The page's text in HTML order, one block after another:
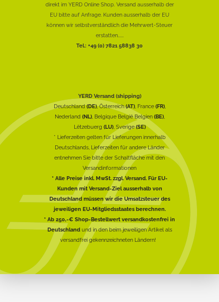
direkt im YERD Online Shop. Versand ausserhalb der
EU bitte auf Anfrage. Kunden ausserhalb der EU
können wir selbstverständlich die Mehrwert-Steuer
erstatten......
Tel.: +49 (0) 7821 58838 30
YERD Versand (shipping)
Deutschland(DE), Österreich(AT), France (FR),
Nederland (NL), Belgique België Belgien (BE),
Lëtzebuerg (LU), Sverige(SE)
* Lieferzeiten gelten für Lieferungen innerhalb
Deutschlands, Lieferzeiten für andere Länder
entnehmen Sie bitte der Schaltfläche mit den
Versandinformationen
* Alle Preise inkl. MwSt. zzgl. Versand. Für EU-
Kunden mit Versand-Ziel ausserhalb von
Deutschland müssen wir die Umsatzsteuer des
jeweiligen EU-Mitgliedsstaates berechnen.
* Ab 250,-€ Shop-Bestellwert versandkostenfrei in
Deutschlandund in den beim jeweiligen Artikel als
versandfrei gekennzeichneten Ländern!